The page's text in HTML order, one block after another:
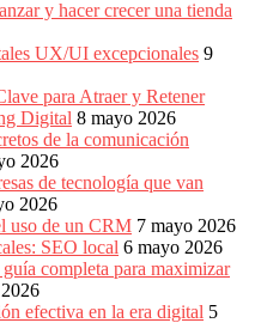
y hacer crecer una tienda
UX/UI excepcionales 9
para Atraer y Retener
Digital 8 mayo 2026
de la comunicación
2026
de tecnología que van
2026
uso de un CRM 7 mayo 2026
SEO local 6 mayo 2026
completa para maximizar
efectiva en la era digital 5